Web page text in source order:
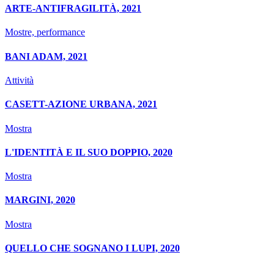
ARTE-ANTIFRAGILITÀ, 2021
Mostre, performance
BANI ADAM, 2021
Attività
CASETT-AZIONE URBANA, 2021
Mostra
L'IDENTITÀ E IL SUO DOPPIO, 2020
Mostra
MARGINI, 2020
Mostra
QUELLO CHE SOGNANO I LUPI, 2020